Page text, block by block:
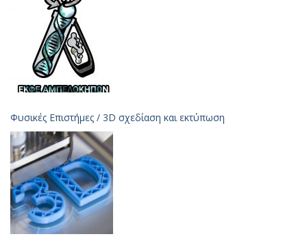
Φυσικές Επιστήμες / 3D σχεδίαση και εκτύπωση